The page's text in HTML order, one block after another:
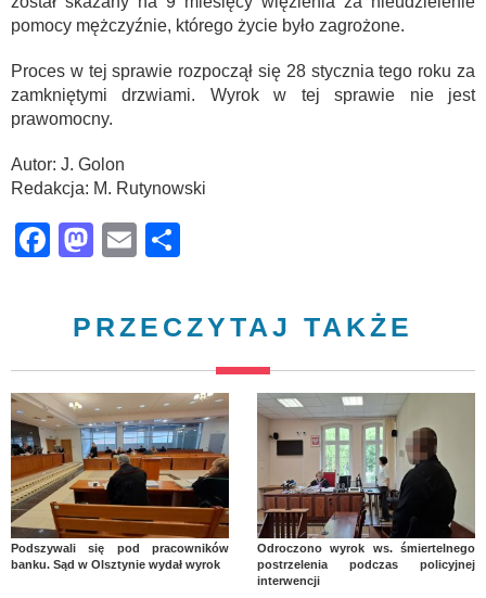
pomocy mężczyźnie, którego życie było zagrożone.
Proces w tej sprawie rozpoczął się 28 stycznia tego roku za
zamkniętymi drzwiami. Wyrok w tej sprawie nie jest
prawomocny.
Autor: J. Golon
Redakcja: M. Rutynowski
Facebook
Mastodon
Email
PRZECZYTAJ TAKŻE
Podszywali się pod pracowników
banku. Sąd w Olsztynie wydał wyrok
Odroczono wyrok ws. śmiertelnego
postrzelenia podczas policyjnej
interwencji